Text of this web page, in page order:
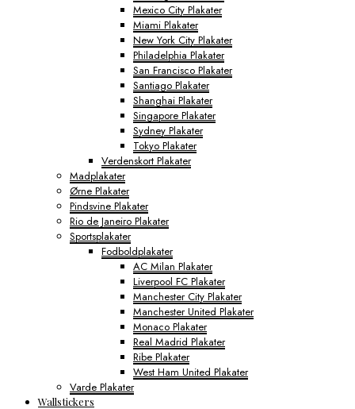
Mexico City Plakater
Miami Plakater
New York City Plakater
Philadelphia Plakater
San Francisco Plakater
Santiago Plakater
Shanghai Plakater
Singapore Plakater
Sydney Plakater
Tokyo Plakater
Verdenskort Plakater
Madplakater
Ørne Plakater
Pindsvine Plakater
Rio de Janeiro Plakater
Sportsplakater
Fodboldplakater
AC Milan Plakater
Liverpool FC Plakater
Manchester City Plakater
Manchester United Plakater
Monaco Plakater
Real Madrid Plakater
Ribe Plakater
West Ham United Plakater
Varde Plakater
Wallstickers